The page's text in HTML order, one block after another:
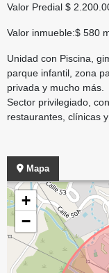
Valor Predial $
Valor inmueble:$ 580
Unidad con Piscina,
parque infantil, zona
privada y mucho más.
Sector privilegiado,
restaurantes, clínicas
Mapa
+
−